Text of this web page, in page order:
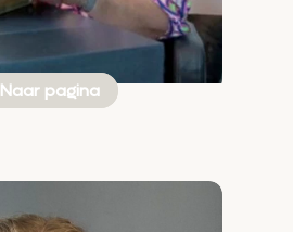
Naar pagina